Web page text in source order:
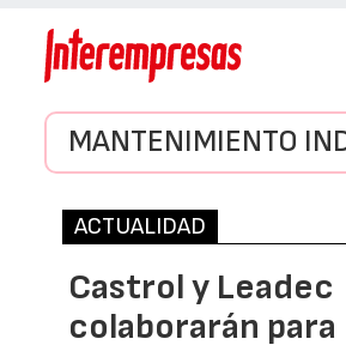
MANTENIMIENTO
ACTUALIDAD
Castrol y Leadec
colaborarán para